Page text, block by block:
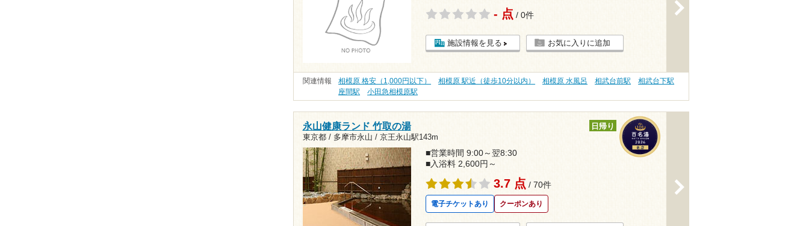
- 点 / 0件
施設情報を見る お気に入りに追加
関連情報 相模原 格安（1,000円以下） 相模原 駅近（徒歩10分以内） 相模原 水風呂 相武台前駅
相武台下駅
座間駅
小田急相模原駅
永山健康ランド 竹取の湯
東京都 / 多摩市永山 / 京王永山駅143m
日帰り
■営業時間 9:00～翌8:30
■入浴料 2,600円～
3.7 点 / 70件
電子チケットあり クーポンあり